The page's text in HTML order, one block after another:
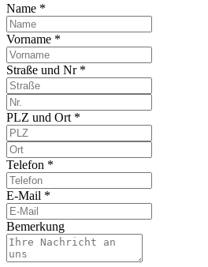
Name *
Vorname *
Straße und Nr *
PLZ und Ort *
Telefon *
E-Mail *
Bemerkung